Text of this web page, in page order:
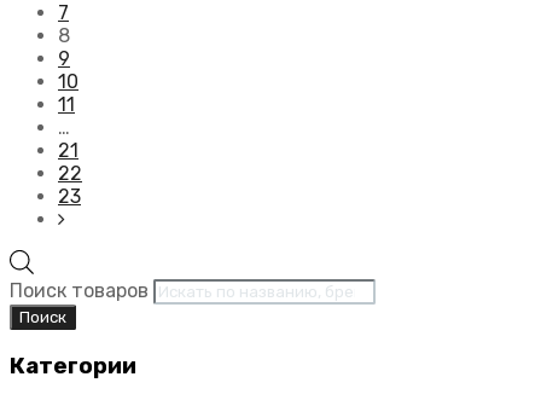
7
8
9
10
11
…
21
22
23
Поиск товаров
Поиск
Категории